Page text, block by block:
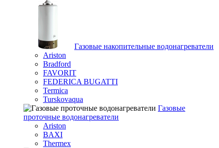
Газовые накопительные водонагреватели
Ariston
Bradford
FAVORIT
FEDERICA BUGATTI
Termica
Turskovaqua
Газовые
проточные водонагреватели
Ariston
BAXI
Thermex